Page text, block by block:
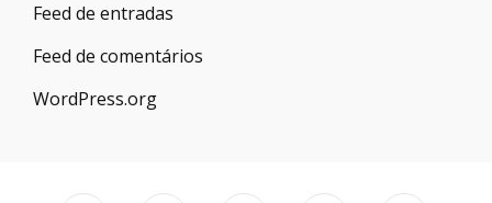
Feed de entradas
Feed de comentários
WordPress.org